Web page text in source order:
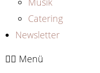
Catering
Newsletter
Menü